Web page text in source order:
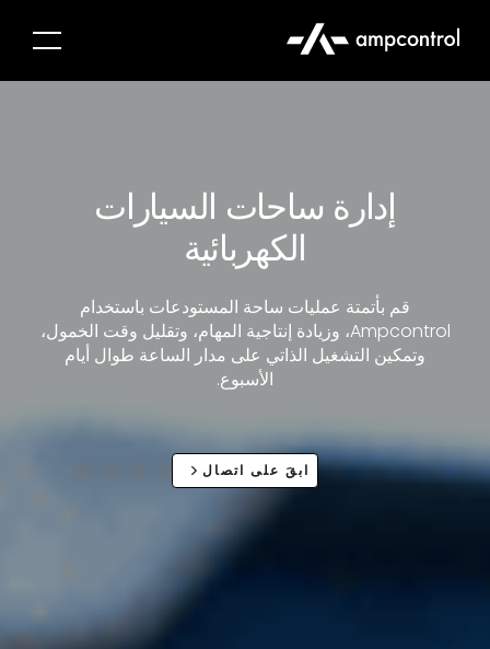
إدارة ساحات السيارات
الكهربائية
قم بأتمتة عمليات ساحة المستودعات باستخدام
Ampcontrol، وزيادة إنتاجية المهام، وتقليل وقت الخمول،
وتمكين التشغيل الذاتي على مدار الساعة طوال أيام
الأسبوع.
ابقَ على اتصال